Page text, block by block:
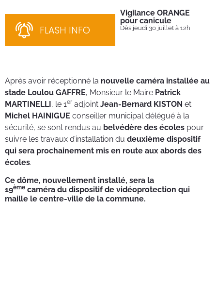
FLASH INFO
Vigilance ORANGE
pour canicule
Dès jeudi 30 juillet à 12h
Après avoir réceptionné la nouvelle caméra installée au
stade Loulou GAFFRE, Monsieur le Maire Patrick
MARTINELLI , le 1er adjoint Jean-Bernard KISTON et
Michel HAINIGUE conseiller municipal délégué à la
sécurité, se sont rendus au belvédère des écoles pour
suivre les travaux d’installation du deuxième dispositif
qui sera prochainement mis en route aux abords des
écoles.
Ce dôme, nouvellement installé, sera la
19ème caméra du dispositif de vidéoprotection qui
maille le centre-ville de la commune.